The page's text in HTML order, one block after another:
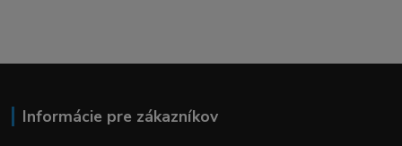
Informácie pre zákazníkov